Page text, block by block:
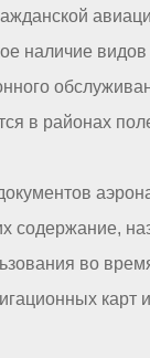
наличие видов
в районах
содержание,
во
карт